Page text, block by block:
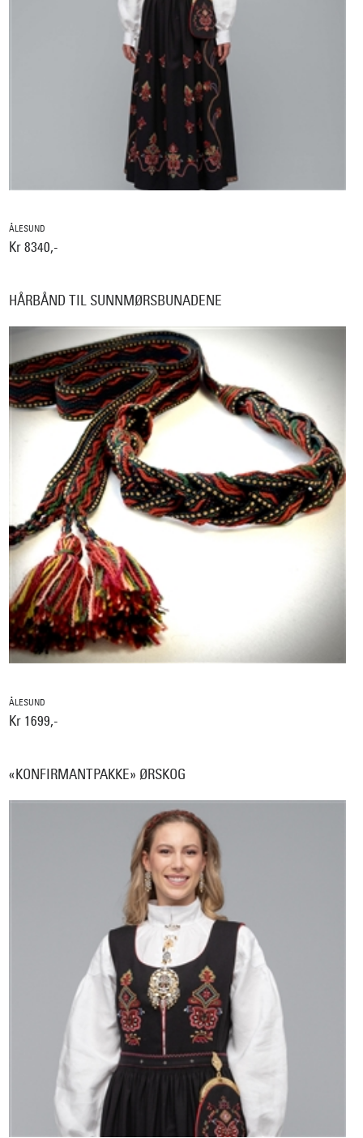
ÅLESUND
Kr 8340,-
HÅRBÅND TIL SUNNMØRSBUNADENE
ÅLESUND
Kr 1699,-
«KONFIRMANTPAKKE» ØRSKOG